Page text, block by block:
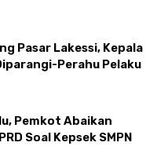
Pasar Lakessi, Kepala
Perahu Pelaku
Pemkot Abaikan
Soal Kepsek SMPN